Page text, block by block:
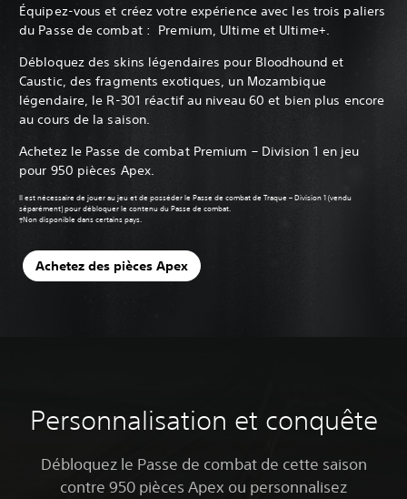
Équipez-vous et créez votre expérience avec les trois paliers
du Passe de combat : Premium, Ultime et Ultime+.‎
Débloquez des skins légendaires pour Bloodhound et
Caustic, des fragments exotiques, un Mozambique
légendaire, le R-301 réactif au niveau 60 et bien plus encore
au cours de la saison.‎
Achetez le Passe de combat Premium – Division 1 en jeu
pour 950 pièces Apex.
Il est nécessaire de jouer au jeu et de posséder le Passe de combat de Traque – Division 1 (vendu
séparément) pour débloquer le contenu du Passe de combat.
‎†Non disponible dans certains pays.
Achetez des pièces Apex
Personnalisation et conquête
Débloquez le Passe de combat de cette saison
contre 950 pièces Apex ou personnalisez